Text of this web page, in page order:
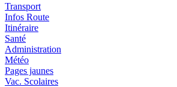
Transport
Infos Route
Itinéraire
Santé
Administration
Météo
Pages jaunes
Vac. Scolaires